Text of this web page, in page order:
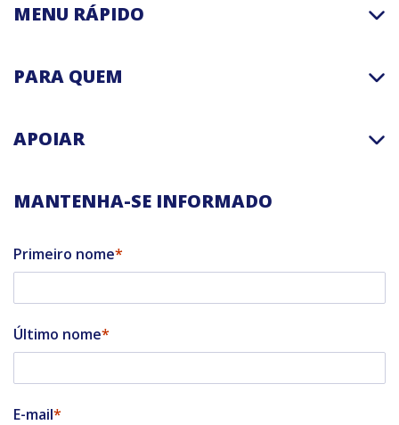
MENU RÁPIDO
PARA QUEM
APOIAR
MANTENHA-SE INFORMADO
Primeiro nome
Último nome
E-mail